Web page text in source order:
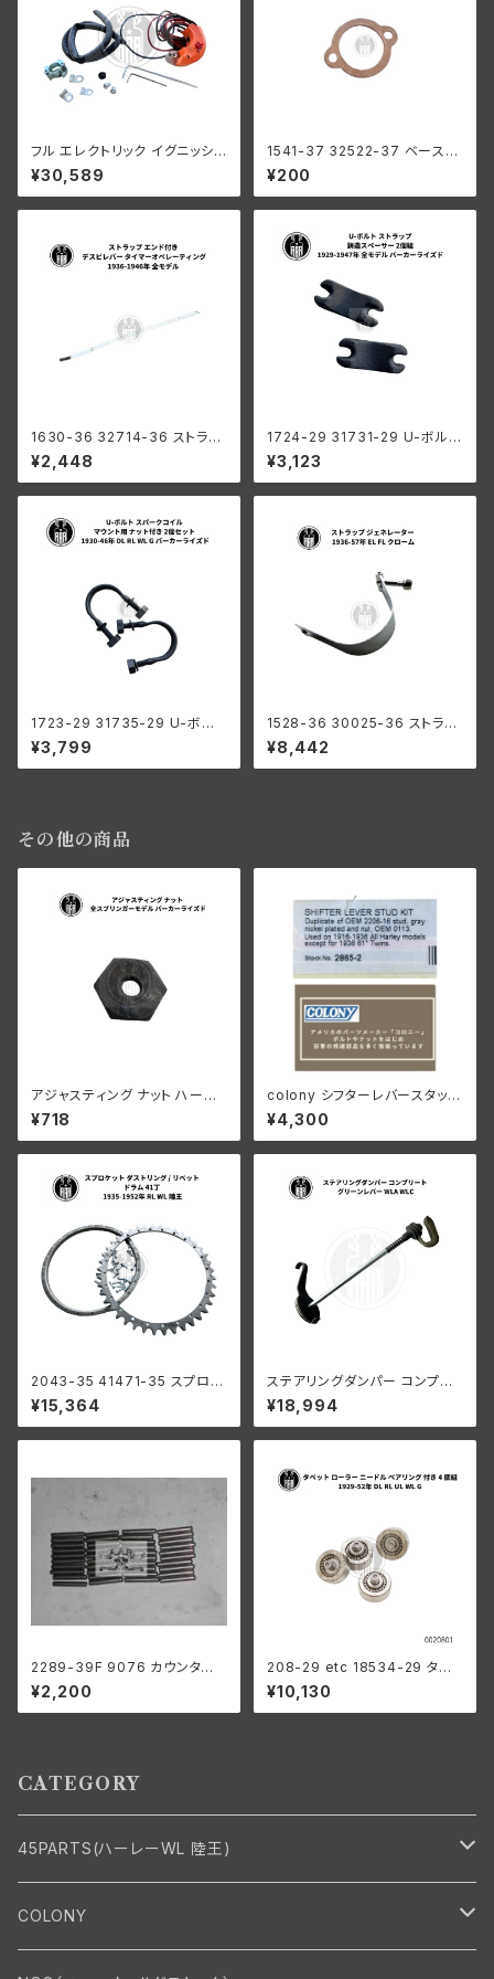
フル エレクトリック イグニッショ
ン ハーレーダビッドソン 1948-
1964年 キックスタート用
¥30,589
1541-37 32522-37 ベースガ
スケット デスビ用 ハーレーダビ
ッドソン 1937-52年 WL UL G
¥200
1630-36 32714-36 ストラッ
プ デスビレバー タイマーオペレ
ーティング エンド付き ハーレー
ダビッドソン 1936-1946年 全
¥2,448
1724-29 31731-29 U-ボルト
ストラップ 鋳造スペーサー 2個
組 ハーレーダビッドソン 1929-
47年 全モデル パーカーライズ
¥3,123
1723-29 31735-29 U-ボルト
スパークコイル マウント用 ナッ
ト付き 2個セット ハーレーダビッ
ドソン 1930-46年 DL RL WL
¥3,799
1528-36 30025-36 ストラッ
プ ジェネレーター ハーレーダビ
ッドソン 1936-57年 EL FL ク
ローム
¥8,442
その他の商品
アジャスティング ナット ハーレ
ーダビッドソン 全スプリンガー
モデル パーカーライズド
¥718
colony シフターレバースタッド
ハーレー 1916-1936オールモ
デル 1936 61” 以外 陸王
¥4,300
2043-35 41471-35 スプロケ
ット ダストリング / リベット ドラ
ム 41丁 ハーレー 1935-1952
年 RL WL 陸王
¥15,364
ステアリングダンパー コンプリ
ート グリーンレバー ハーレーダ
ビッドソン WLA WLC
¥18,994
2289-39F 9076 カウンター
シャフト ロングローラー 1ギア
ボックス用 .0004オーバーサイ
ズ
¥2,200
208-29 etc 18534-29 タペ
ットローラーセット ベアリング付
き ４個組
¥10,130
CATEGORY
45PARTS(ハーレーWL 陸王)
エンジン
COLONY